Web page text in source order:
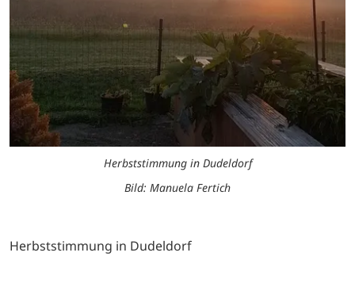
Herbststimmung in Dudeldorf
Bild: Manuela Fertich
Herbststimmung in Dudeldorf